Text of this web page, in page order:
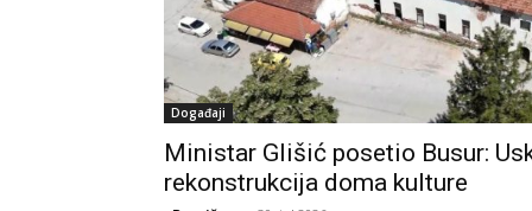
Događaji
Ministar Glišić posetio Busur:
rekonstrukcija doma kulture